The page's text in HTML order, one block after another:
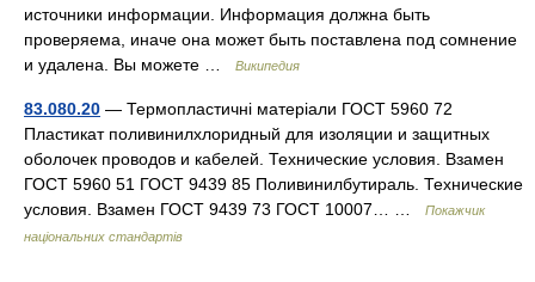
источники информации. Информация должна быть
проверяема, иначе она может быть поставлена под сомнение
и удалена. Вы можете …
Википедия
83.080.20 — Термопластичні матеріали ГОСТ 5960 72
Пластикат поливинилхлоридный для изоляции и защитных
оболочек проводов и кабелей. Технические условия. Взамен
ГОСТ 5960 51 ГОСТ 9439 85 Поливинилбутираль. Технические
условия. Взамен ГОСТ 9439 73 ГОСТ 10007… …
Покажчик
національних стандартів